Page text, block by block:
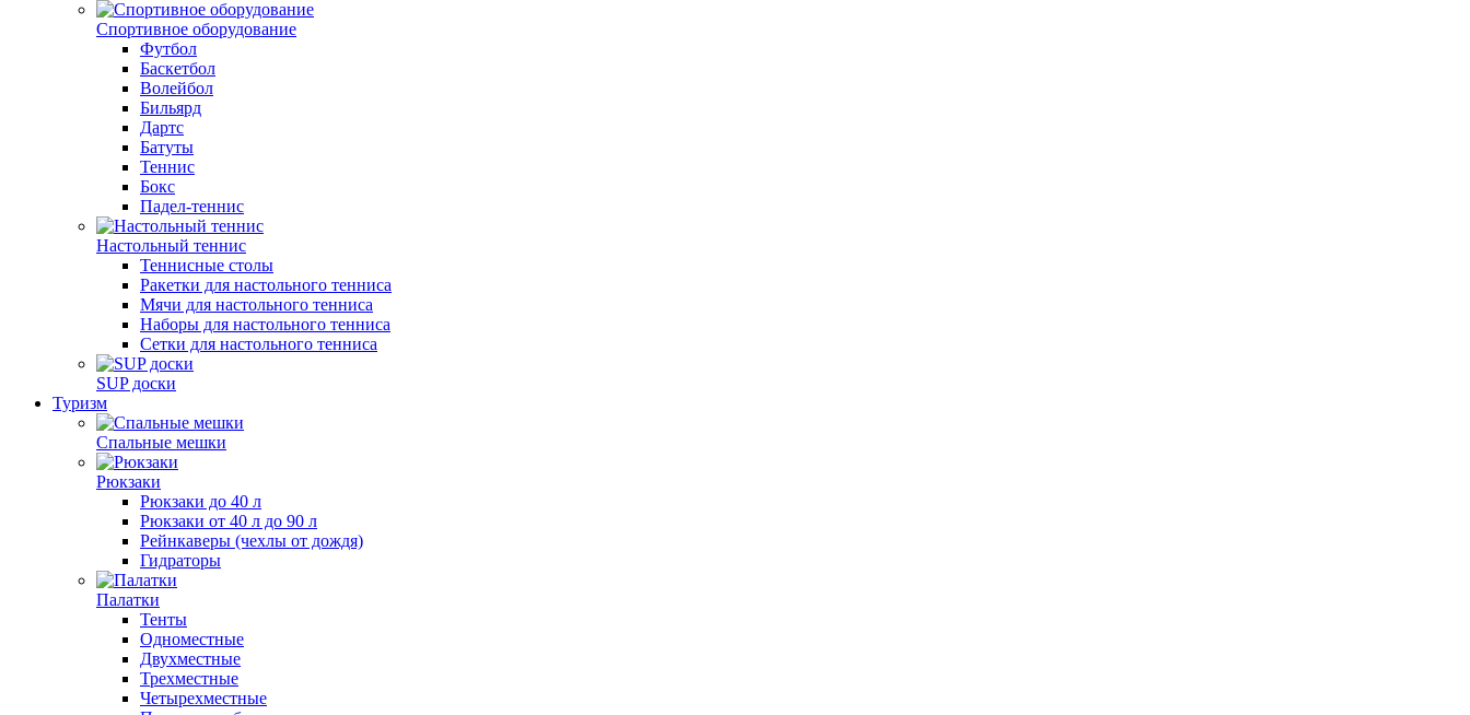
Спортивное оборудование
Футбол
Баскетбол
Волейбол
Бильярд
Дартс
Батуты
Теннис
Бокс
Падел-теннис
Настольный теннис
Теннисные столы
Ракетки для настольного тенниса
Мячи для настольного тенниса
Наборы для настольного тенниса
Сетки для настольного тенниса
SUP доски
Туризм
Спальные мешки
Рюкзаки
Рюкзаки до 40 л
Рюкзаки от 40 л до 90 л
Рейнкаверы (чехлы от дождя)
Гидраторы
Палатки
Тенты
Одноместные
Двухместные
Трехместные
Четырехместные